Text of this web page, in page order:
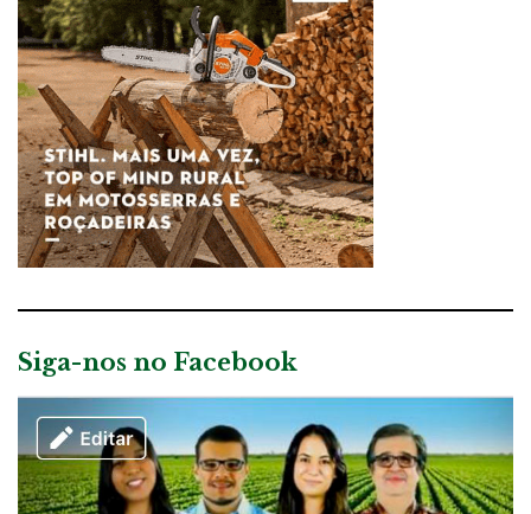
Siga-nos no Facebook